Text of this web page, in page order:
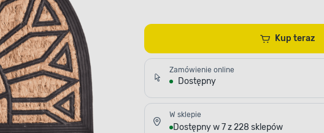
Kup teraz
Zamówienie online
Dostępny
W sklepie
Dostępny w 7 z 228 sklepów